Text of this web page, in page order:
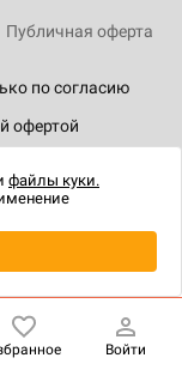
по согласию
офертой
Публичная оферта
Войти
файлы куки.